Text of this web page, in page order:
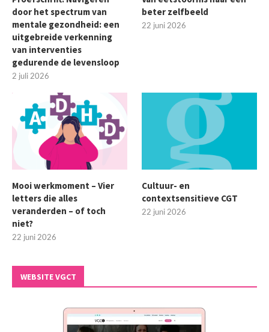
door het spectrum van
mentale gezondheid: een
uitgebreide verkenning
van interventies
gedurende de levensloop
2 juli 2026
beter zelfbeeld
22 juni 2026
Mooi werkmoment – Vier
letters die alles
veranderden – of toch
niet?
22 juni 2026
Cultuur- en
contextsensitieve CGT
22 juni 2026
WEBSITE VGCT